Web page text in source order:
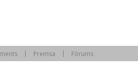
Premsa Fòrums